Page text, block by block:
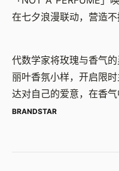
在七夕浪漫联动，营造不
代数学家将玫瑰与香气
丽叶香氛小样，开启限
达对自己的爱意，在香气
BRANDSTAR